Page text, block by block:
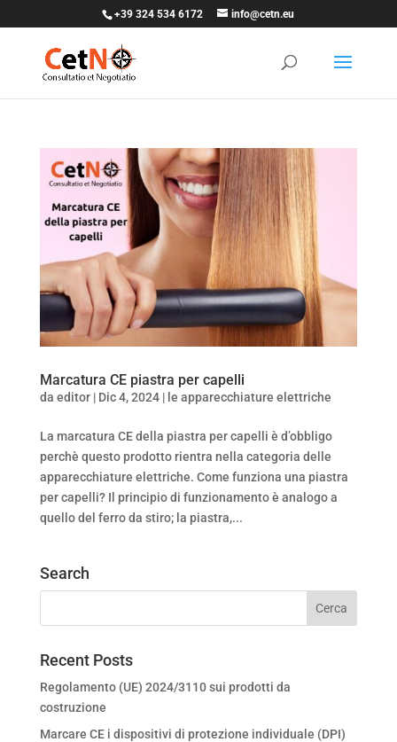
+39 324 534 6172 info@cetn.eu
Marcatura CE piastra per capelli
da editor| Dic 4, 2024| le apparecchiature elettriche
La marcatura CE della piastra per capelli è d’obbligo
perchè questo prodotto rientra nella categoria delle
apparecchiature elettriche. Come funziona una piastra
per capelli? Il principio di funzionamento è analogo a
quello del ferro da stiro; la piastra,...
Search
Recent Posts
Regolamento (UE) 2024/3110 sui prodotti da
costruzione
Marcare CE i dispositivi di protezione individuale (DPI)